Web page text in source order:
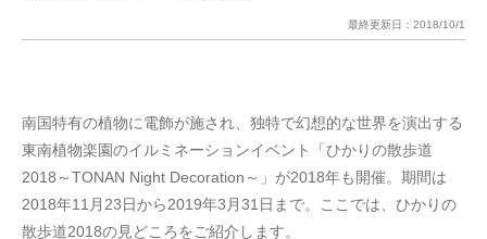
最終更新日： 2018/10/1
南国特有の植物に電飾が施され、独特で幻想的な世界を演出する
東南植物楽園のイルミネーションイベント「ひかりの散歩道
2018～TONAN Night Decoration～」が2018年も開催。期間は
2018年11月23日から2019年3月31日まで。ここでは、ひかりの
散歩道2018の見どころをご紹介します。